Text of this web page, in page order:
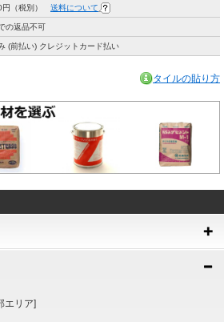
円（税別） 送料について
の返品不可
(前払い) クレジットカード払い
タイルの貼り方
エリア]